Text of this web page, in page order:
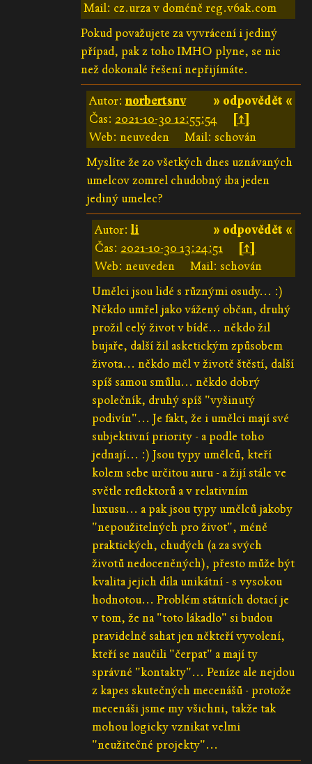
Mail: cz.urza v doméně reg.v6ak.com
Pokud považujete za vyvrácení i jediný
případ, pak z toho IMHO plyne, se nic
než dokonalé řešení nepřijímáte.
» odpovědět «
Autor:norbertsnv
Čas: 2021-10-30 12:55:54
[↑]
Web: neuveden
Mail: schován
Myslíte že zo všetkých dnes uznávaných
umelcov zomrel chudobný iba jeden
jediný umelec?
» odpovědět «
Autor:li
Čas: 2021-10-30 13:24:51
[↑]
Web: neuveden
Mail: schován
Umělci jsou lidé s různými osudy... :)
Někdo umřel jako vážený občan, druhý
prožil celý život v bídě... někdo žil
bujaře, další žil asketickým způsobem
života... někdo měl v životě štěstí, další
spíš samou smůlu... někdo dobrý
společník, druhý spíš "vyšinutý
podivín"... Je fakt, že i umělci mají své
subjektivní priority - a podle toho
jednají... :) Jsou typy umělců, kteří
kolem sebe určitou auru - a žijí stále ve
světle reflektorů a v relativním
luxusu... a pak jsou typy umělců jakoby
"nepoužitelných pro život", méně
praktických, chudých (a za svých
životů nedoceněných), přesto může být
kvalita jejich díla unikátní - s vysokou
hodnotou... Problém státních dotací je
v tom, že na "toto lákadlo" si budou
pravidelně sahat jen někteří vyvolení,
kteří se naučili "čerpat" a mají ty
správné "kontakty"... Peníze ale nejdou
z kapes skutečných mecenášů - protože
mecenáši jsme my všichni, takže tak
mohou logicky vznikat velmi
"neužitečné projekty"...